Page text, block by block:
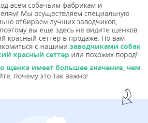
всем собачьим фабрикам и
Мы осуществляем специальную
отбираем лучших заводчиков,
вы еще здесь не видите щенков
красный сеттер в продаже. Но вам
с нашими заводчиками собак
красный сеттер или похожих пород!
щенка имеет большее значение, чем
почему это так важно!